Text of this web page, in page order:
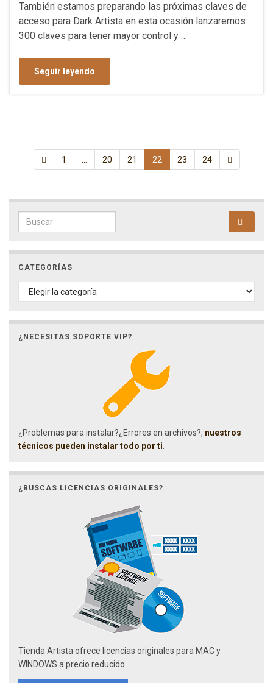
También estamos preparando las próximas claves de
acceso para Dark Artista en esta ocasión lanzaremos
300 claves para tener mayor control y …
Seguir leyendo
1 … 20 21 22 23 24
Search for:
CATEGORÍAS
CATEGORÍAS
¿NECESITAS SOPORTE VIP?
¿Problemas para instalar?¿Errores en archivos?, nuestros
técnicos pueden instalar todo por ti.
¿BUSCAS LICENCIAS ORIGINALES?
Tienda Artista ofrece licencias originales para MAC y
WINDOWS a precio reducido.